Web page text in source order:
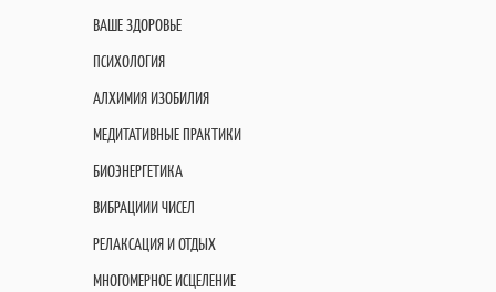
ВАШЕ ЗДОРОВЬЕ
ПСИХОЛОГИЯ
АЛХИМИЯ ИЗОБИЛИЯ
МЕДИТАТИВНЫЕ ПРАКТИКИ
БИОЭНЕРГЕТИКА
ВИБРАЦИИИ ЧИСЕЛ
РЕЛАКСАЦИЯ И ОТДЫХ
МНОГОМЕРНОЕ ИСЦЕЛЕНИЕ